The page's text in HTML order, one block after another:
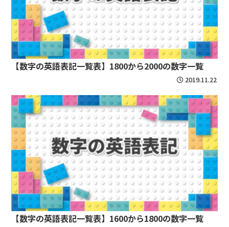
【数字の英語表記一覧表】1800から2000の数字一覧
2019.11.22
【数字の英語表記一覧表】1600から1800の数字一覧